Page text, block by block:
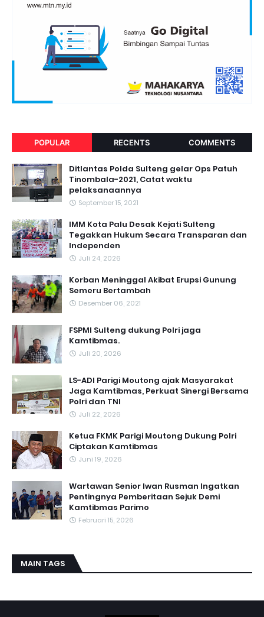
POPULAR RECENTS COMMENTS
Ditlantas Polda Sulteng gelar Ops Patuh
Tinombala-2021, Catat waktu
pelaksanaannya
September 15, 2021
IMM Kota Palu Desak Kejati Sulteng
Tegakkan Hukum Secara Transparan dan
Independen
Juli 24, 2026
Korban Meninggal Akibat Erupsi Gunung
Semeru Bertambah
Desember 06, 2021
FSPMI Sulteng dukung Polri jaga
Kamtibmas.
Juli 20, 2026
LS-ADI Parigi Moutong ajak Masyarakat
Jaga Kamtibmas, Perkuat Sinergi Bersama
Polri dan TNI
Juli 22, 2026
Ketua FKMK Parigi Moutong Dukung Polri
Ciptakan Kamtibmas
Juni 19, 2026
Wartawan Senior Iwan Rusman Ingatkan
Pentingnya Pemberitaan Sejuk Demi
Kamtibmas Parimo
Februari 15, 2026
MAIN TAGS